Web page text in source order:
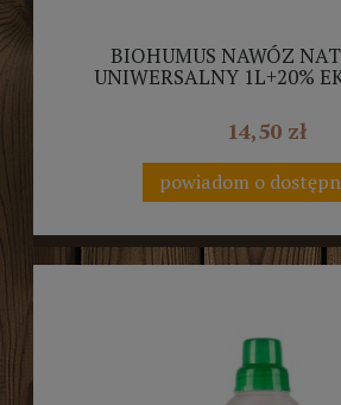
BIOHUMUS NAWÓZ
UNIWERSALNY 1L+20%
14,50 zł
powiadom o